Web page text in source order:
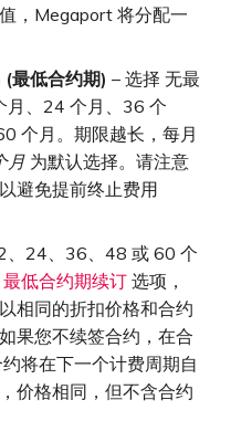
，Megaport 将分配一
最低合约期) – 选择 无最
月、24 个月、36 个
个月。期限越长，每月
月 为默认选择。请注意
避免提前终止费用
、24、36、48 或 60 个
最低合约期续订 选项，
相同的折扣价格和合约
果您不续签合约，在合
将在下一个计费周期自
价格相同，但不含合约